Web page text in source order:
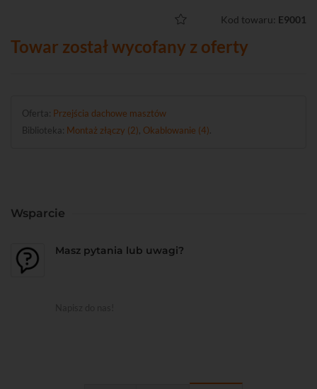
Kod towaru: E9001
Towar został wycofany z oferty
Oferta: Przejścia dachowe masztów
Biblioteka: Montaż złączy (2) Okablowanie (4)
Wsparcie
Masz pytania lub uwagi?